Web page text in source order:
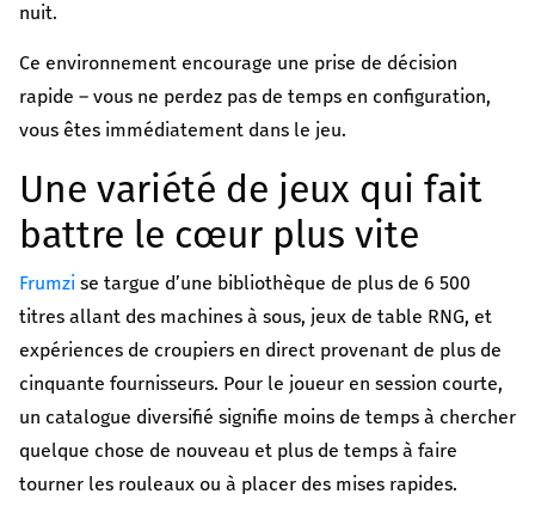
nuit.
Ce environnement encourage une prise de décision
rapide – vous ne perdez pas de temps en configuration,
vous êtes immédiatement dans le jeu.
Une variété de jeux qui fait
battre le cœur plus vite
Frumzi se targue d’une bibliothèque de plus de 6 500
titres allant des machines à sous, jeux de table RNG, et
expériences de croupiers en direct provenant de plus de
cinquante fournisseurs. Pour le joueur en session courte,
un catalogue diversifié signifie moins de temps à chercher
quelque chose de nouveau et plus de temps à faire
tourner les rouleaux ou à placer des mises rapides.